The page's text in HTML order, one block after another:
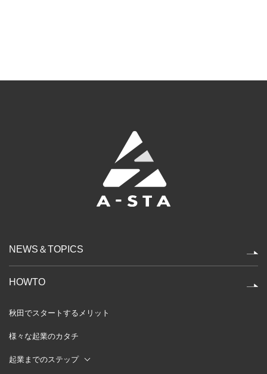
NEWS＆TOPICS
HOWTO
秋田でスタートするメリット
様々な起業のカタチ
起業までのステップ